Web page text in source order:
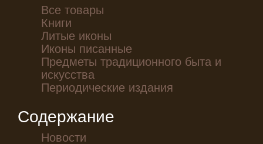
Все товары
Книги
Литые иконы
Иконы писанные
Предметы традиционного быта и
искусства
Периодические издания
Содержание
Новости